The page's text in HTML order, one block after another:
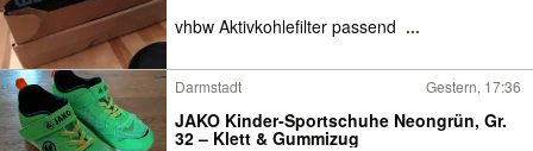
vhbw Aktivkohlefilter passend ...
Darmstadt Gestern, 17:36
JAKO Kinder-Sportschuhe Neongrün, Gr.
32 – Klett & Gummizug